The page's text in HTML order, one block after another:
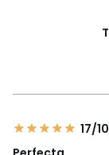
17/